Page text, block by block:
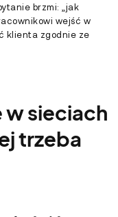
brzmi: „jak
wejść w
klienta zgodnie ze
w sieciach
trzeba